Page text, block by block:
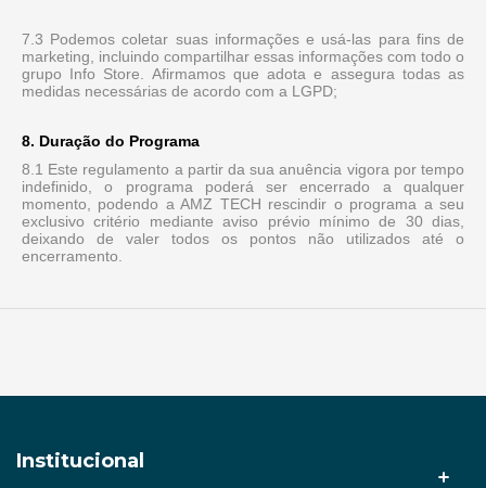
7.3 Podemos coletar suas informações e usá-las para fins de
marketing, incluindo compartilhar essas informações com todo o
grupo Info Store. Afirmamos que adota e assegura todas as
medidas necessárias de acordo com a LGPD;
8. Duração do Programa
8.1 Este regulamento a partir da sua anuência vigora por tempo
indefinido, o programa poderá ser encerrado a qualquer
momento, podendo a AMZ TECH rescindir o programa a seu
exclusivo critério mediante aviso prévio mínimo de 30 dias,
deixando de valer todos os pontos não utilizados até o
encerramento.
Institucional